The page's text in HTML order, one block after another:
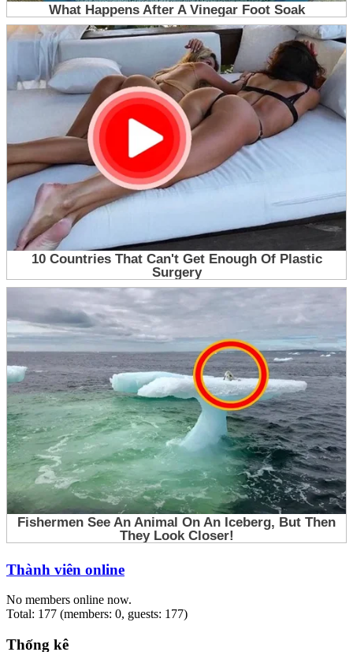
Thành viên online
No members online now.
Total: 177 (members: 0, guests: 177)
Thống kê